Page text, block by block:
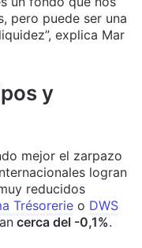
pero puede ser una
explica Mar
y
mejor el zarpazo
logran
reducidos
Trésorerie o DWS
cerca del -0,1%.